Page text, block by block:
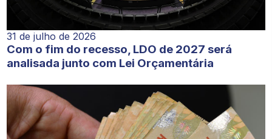
31 de julho de 2026
Com o fim do recesso, LDO de 2027 será
analisada junto com Lei Orçamentária